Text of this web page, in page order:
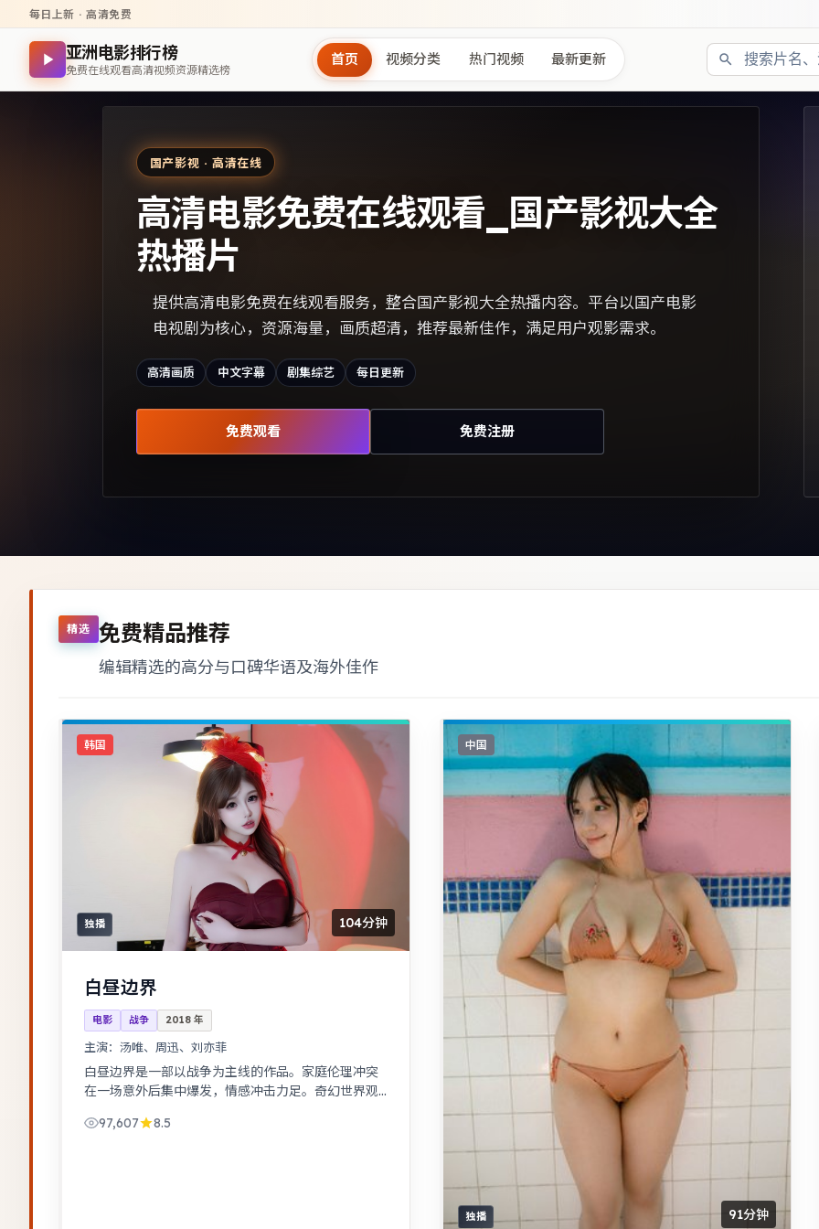
每日上新 · 高清免费
亚洲电影排行榜
免费在线观看高清视频资源精选榜
首页 视频分类 热门视频 最新更新
国产影视 · 高清在线
高清电影免费在线观看_国产影视大全
热播片
提供高清电影免费在线观看服务，整合国产影视大全热播内容。平台以国产电影
电视剧为核心，资源海量，画质超清，推荐最新佳作，满足用户观影需求。
高清画质 中文字幕 剧集综艺 每日更新
免费观看 免费注册
精选 免费精品推荐
编辑精选的高分与口碑华语及海外佳作
韩国
独播 104分钟
白昼边界
电影 战争 2018 年
主演： 汤唯、周迅、刘亦菲
白昼边界是一部以战争为主线的作品。家庭伦理冲突
在一场意外后集中爆发，情感冲击力足。奇幻世界观
97,607
8.5
中国
独播 91分钟